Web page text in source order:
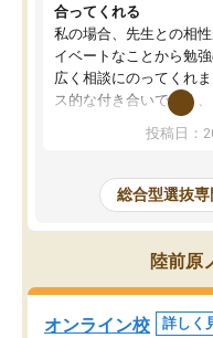
合ってくれる
私の場合、先生との相
イベートなことから勉
広く相談にのってくれ
ス的な付き合いでなく
性までを適切に把握し
るなぁと強く感じるこ
と相談すると、他の先
ださり、客観的なアド
くことができました（
PR等の添削において）
より自習室が解放され
ったです。友達と好き
し、お互いを高めあえる
投稿日：
総合型選抜
陸前原
オンライン校 詳しく